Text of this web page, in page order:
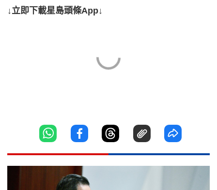
↓立即下載星島頭條App↓